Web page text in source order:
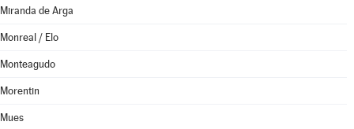
Miranda de Arga
Monreal / Elo
Monteagudo
Morentin
Mues